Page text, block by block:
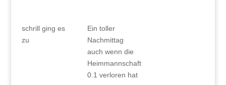
schrill ging es
zu
Ein toller
Nachmittag
auch wenn die
Heimmannschaft
0.1 verloren hat